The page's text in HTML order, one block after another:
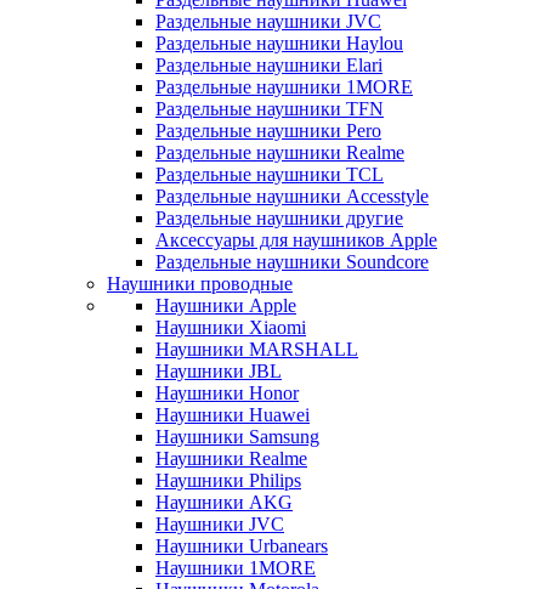
Раздельные наушники JVC
Раздельные наушники Haylou
Раздельные наушники Elari
Раздельные наушники 1MORE
Раздельные наушники TFN
Раздельные наушники Pero
Раздельные наушники Realme
Раздельные наушники TCL
Раздельные наушники Accesstyle
Раздельные наушники другие
Аксессуары для наушников Apple
Раздельные наушники Soundcore
Наушники проводные
Наушники Apple
Наушники Xiaomi
Наушники MARSHALL
Наушники JBL
Наушники Honor
Наушники Huawei
Наушники Samsung
Наушники Realme
Наушники Philips
Наушники AKG
Наушники JVC
Наушники Urbanears
Наушники 1MORE